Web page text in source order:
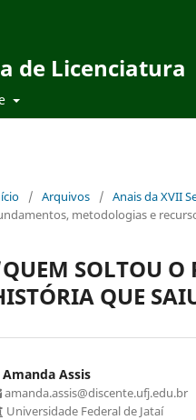
de Licenciatura
/ Arquivos / Anais da XVII
metodologias e
SOLTOU
QUE
Amanda Assis
amanda.assis@discente.ufj.edu.br
Universidade Federal de Jataí